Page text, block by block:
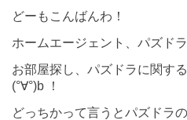
どーもこんばんわ！
ホームエージェント、パズド
お部屋探し、パズドラに関す
(°∀°)b ！
どっちかって言うとパズドラ